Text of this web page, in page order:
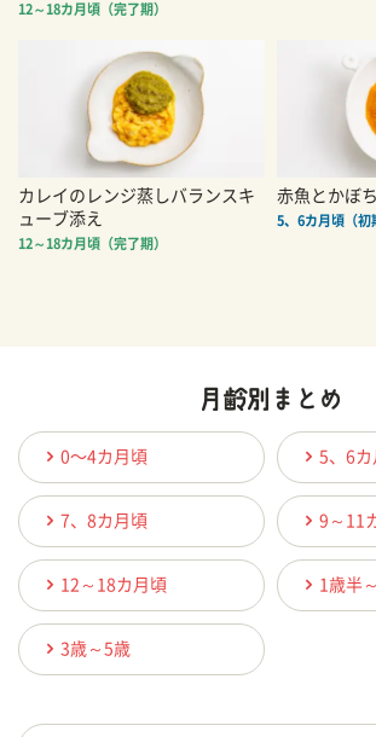
12～18カ月頃（完了期）
カレイのレンジ蒸しバランスキ
ューブ添え
12～18カ月頃（完了期）
赤魚とかぼ
5、6カ月頃（初
0〜4カ月頃 5、6カ
7、8カ月頃 9～11
12～18カ月頃 1歳半
3歳～5歳